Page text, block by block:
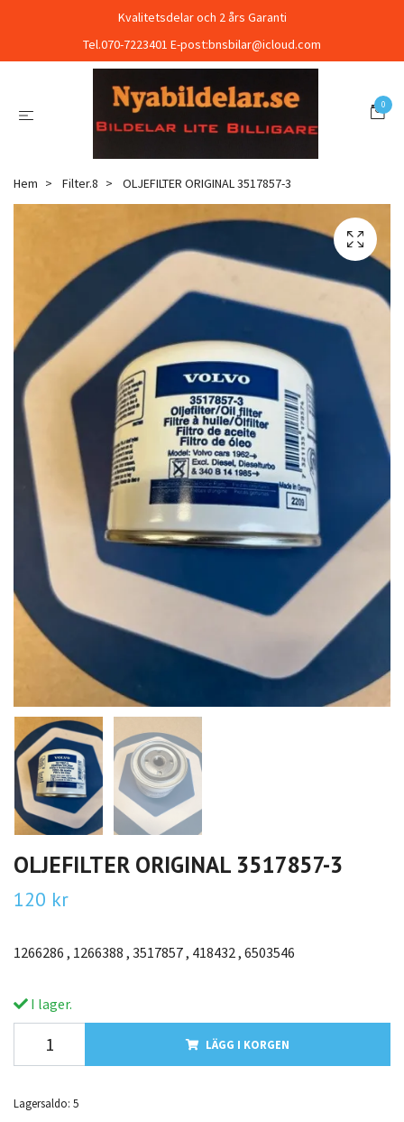
Kvalitetsdelar och 2 års Garanti
Tel.070-7223401 E-post:bnsbilar@icloud.com
0
Hem Filter.8 OLJEFILTER ORIGINAL 3517857-3
OLJEFILTER ORIGINAL 3517857-3
120 kr
1266286 , 1266388 , 3517857 , 418432 , 6503546
I lager.
LÄGG I KORGEN
Lagersaldo: 5